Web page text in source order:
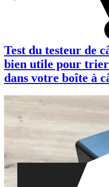
Test du testeur de
bien utile pour
dans votre boîte à